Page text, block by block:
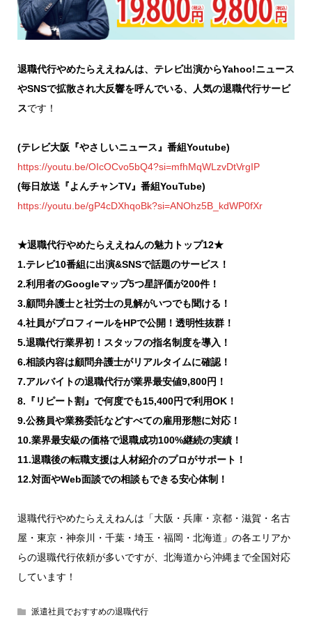
退職代行やめたらええねんは、テレビ出演からYahoo!ニュース
やSNSで拡散され大反響を呼んでいる、人気の退職代行サービ
スです！
(テレビ大阪『やさしいニュース』番組Youtube)
https://youtu.be/OIcOCvo5bQ4?si=mfhMqWLzvDtVrgIP
(毎日放送『よんチャンTV』番組YouTube)
https://youtu.be/gP4cDXhqoBk?si=ANOhz5B_kdWP0fXr
★退職代行やめたらええねんの魅力トップ12★
1.テレビ10番組に出演&SNSで話題のサービス！
2.利用者のGoogleマップ5つ星評価が200件！
3.顧問弁護士と社労士の見解がいつでも聞ける！
4.社員がプロフィールをHPで公開！透明性抜群！
5.退職代行業界初！スタッフの指名制度を導入！
6.相談内容は顧問弁護士がリアルタイムに確認！
7.アルバイトの退職代行が業界最安値9,800円！
8.『リピート割』で何度でも15,400円で利用OK！
9.公務員や業務委託などすべての雇用形態に対応！
10.業界最安級の価格で退職成功100%継続の実績！
11.退職後の転職支援は人材紹介のプロがサポート！
12.対面やWeb面談での相談もできる安心体制！
退職代行やめたらええねんは「大阪・兵庫・京都・滋賀・名古
屋・東京・神奈川・千葉・埼玉・福岡・北海道」の各エリアか
らの退職代行依頼が多いですが、北海道から沖縄まで全国対応
しています！
派遣社員でおすすめの退職代行